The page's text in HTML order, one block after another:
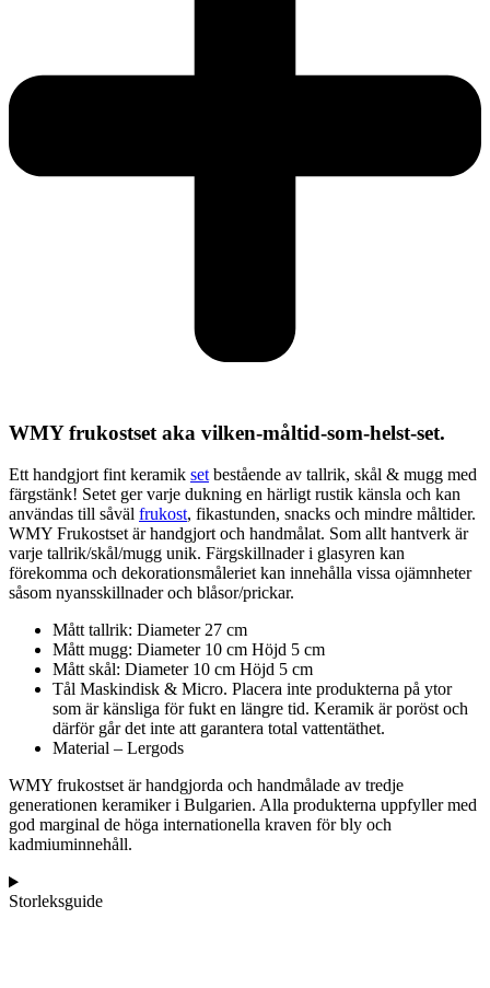
WMY frukostset aka vilken-måltid-som-helst-set.
Ett handgjort fint keramik setbestående av tallrik, skål & mugg med
färgstänk! Setet ger varje dukning en härligt rustik känsla och kan
användas till såväl frukost, fikastunden, snacks och mindre måltider.
WMY Frukostset är handgjort och handmålat. Som allt hantverk är
varje tallrik/skål/mugg unik. Färgskillnader i glasyren kan
förekomma och dekorationsmåleriet kan innehålla vissa ojämnheter
såsom nyansskillnader och blåsor/prickar.
Mått tallrik: Diameter 27 cm
Mått mugg: Diameter 10 cm Höjd 5 cm
Mått skål: Diameter 10 cm Höjd 5 cm
Tål Maskindisk & Micro. Placera inte produkterna på ytor
som är känsliga för fukt en längre tid. Keramik är poröst och
därför går det inte att garantera total vattentäthet.
Material – Lergods
WMY frukostset är handgjorda och handmålade av tredje
generationen keramiker i Bulgarien. Alla produkterna uppfyller med
god marginal de höga internationella kraven för bly och
kadmiuminnehåll.
Storleksguide